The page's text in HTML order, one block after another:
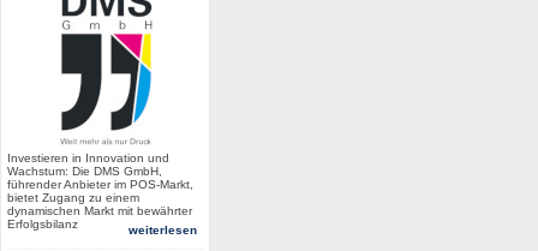
Investieren in Innovation und
Wachstum: Die DMS GmbH,
führender Anbieter im POS-Markt,
bietet Zugang zu einem
dynamischen Markt mit bewährter
Erfolgsbilanz
weiterlesen